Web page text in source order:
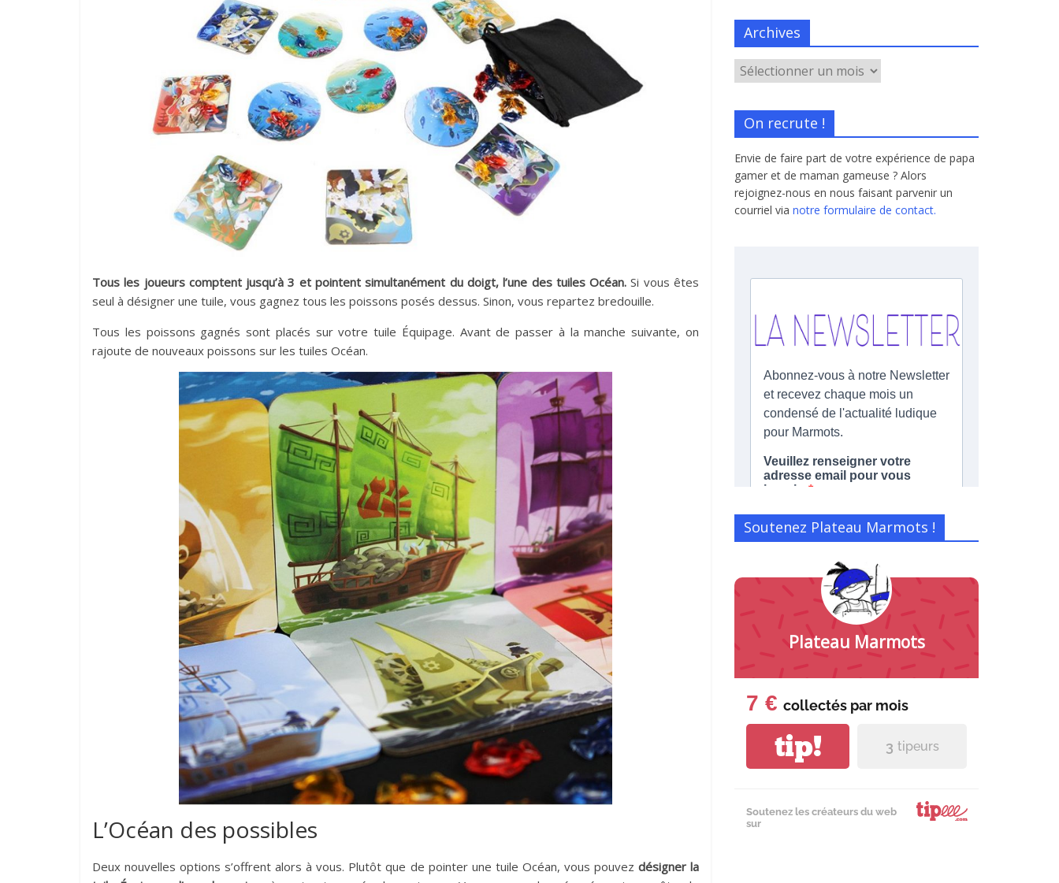
Tous les joueurs comptent jusqu’à 3 et pointent simultanément du doigt, l’une des tuiles Océan. Si vous êtes
seul à désigner une tuile, vous gagnez tous les poissons posés dessus. Sinon, vous repartez bredouille.
Tous les poissons gagnés sont placés sur votre tuile Équipage. Avant de passer à la manche suivante, on
rajoute de nouveaux poissons sur les tuiles Océan.
L’Océan des possibles
Deux nouvelles options s’offrent alors à vous. Plutôt que de pointer une tuile Océan, vous pouvez désigner la
Archives
On recrute !
Envie de faire part de votre expérience de papa
gamer et de maman gameuse ? Alors
rejoignez-nous en nous faisant parvenir un
courriel via notre formulaire de contact.
Soutenez Plateau Marmots !
Plateau Marmots
7 € collectés par mois
tip! 3 tipeurs
Soutenez les créateurs du web
sur